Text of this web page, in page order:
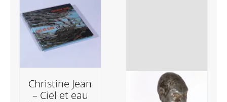
Christine Jean
– Ciel et eau